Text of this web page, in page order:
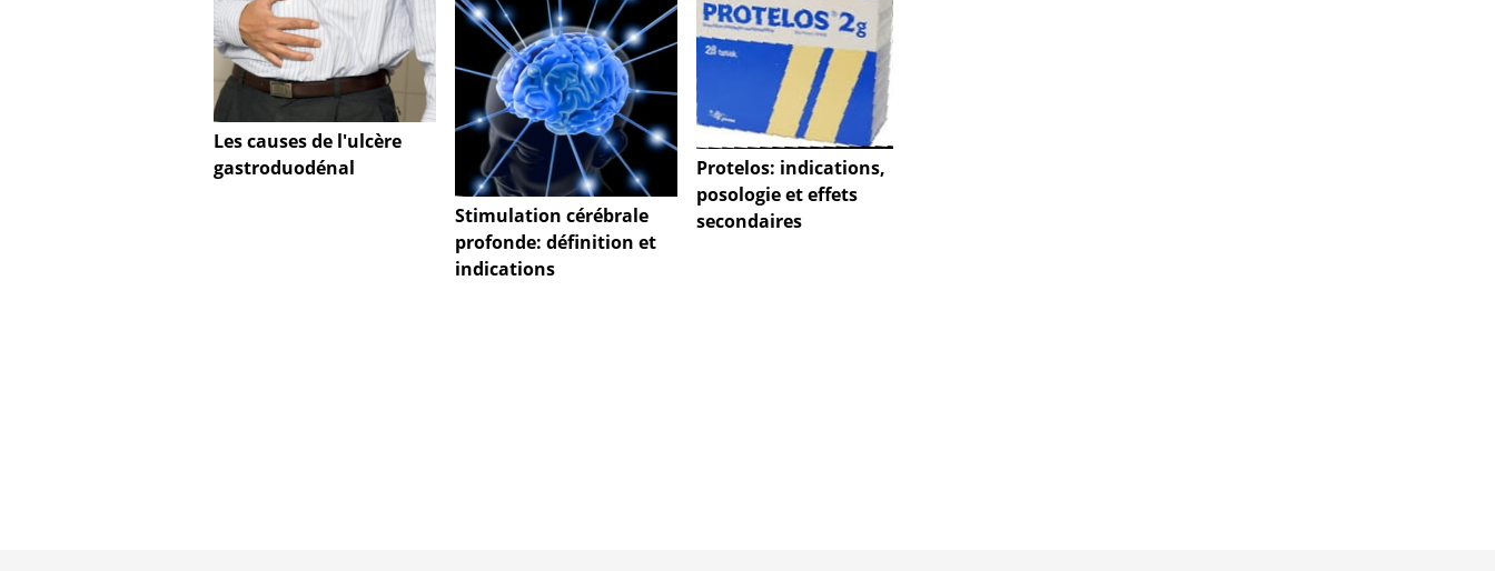
Les causes de l'ulcère
gastroduodénal
Stimulation cérébrale
profonde: définition et
indications
Protelos: indications,
posologie et effets
secondaires